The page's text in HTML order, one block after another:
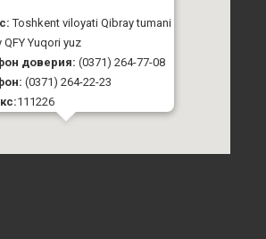
Toshkent viloyati Qibray tumani
QFY Yuqori yuz
доверия: (0371) 264-77-08
(0371) 264-22-23
111226